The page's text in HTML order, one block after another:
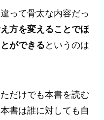
って骨太な内容だっ
方を変えることでほ
ができる というのは
だけでも本書を読む
書は誰に対しても自